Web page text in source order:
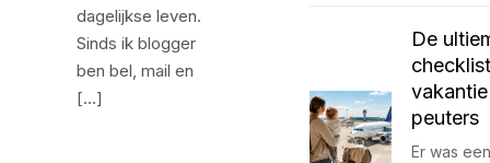
dagelijkse leven.
Sinds ik blogger
ben bel, mail en
[…]
De
peuters
Er was